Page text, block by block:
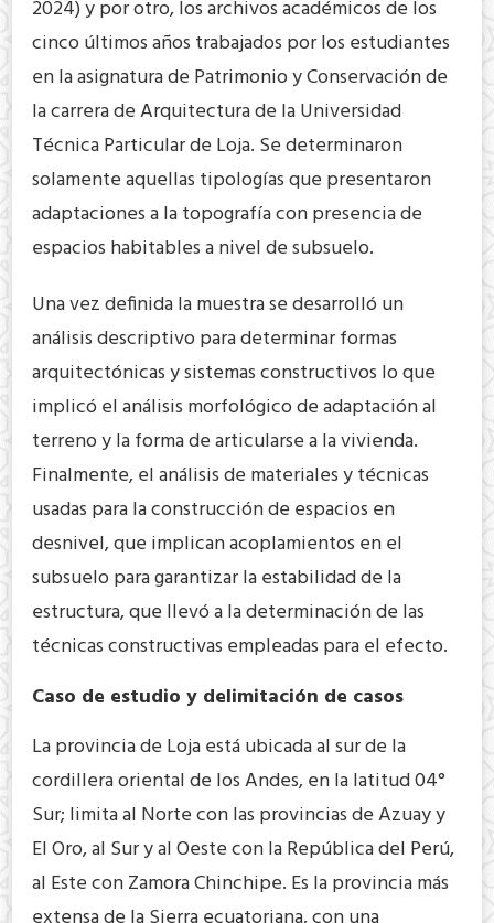
2024) y por otro, los archivos académicos de los
cinco últimos años trabajados por los estudiantes
en la asignatura de Patrimonio y Conservación de
la carrera de Arquitectura de la Universidad
Técnica Particular de Loja. Se determinaron
solamente aquellas tipologías que presentaron
adaptaciones a la topografía con presencia de
espacios habitables a nivel de subsuelo.
Una vez definida la muestra se desarrolló un
análisis descriptivo para determinar formas
arquitectónicas y sistemas constructivos lo que
implicó el análisis morfológico de adaptación al
terreno y la forma de articularse a la vivienda.
Finalmente, el análisis de materiales y técnicas
usadas para la construcción de espacios en
desnivel, que implican acoplamientos en el
subsuelo para garantizar la estabilidad de la
estructura, que llevó a la determinación de las
técnicas constructivas empleadas para el efecto.
Caso de estudio y delimitación de casos
La provincia de Loja está ubicada al sur de la
cordillera oriental de los Andes, en la latitud 04°
Sur; limita al Norte con las provincias de Azuay y
El Oro, al Sur y al Oeste con la República del Perú,
al Este con Zamora Chinchipe. Es la provincia más